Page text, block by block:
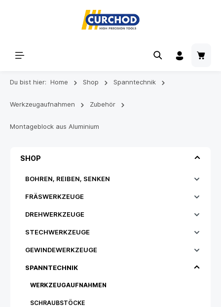
Du bist hier: Home Shop Spanntechnik
Werkzeugaufnahmen Zubehör
Montageblock aus Aluminium
SHOP
BOHREN, REIBEN, SENKEN
FRÄSWERKZEUGE
DREHWERKZEUGE
STECHWERKZEUGE
GEWINDEWERKZEUGE
SPANNTECHNIK
WERKZEUGAUFNAHMEN
SCHRAUBSTÖCKE